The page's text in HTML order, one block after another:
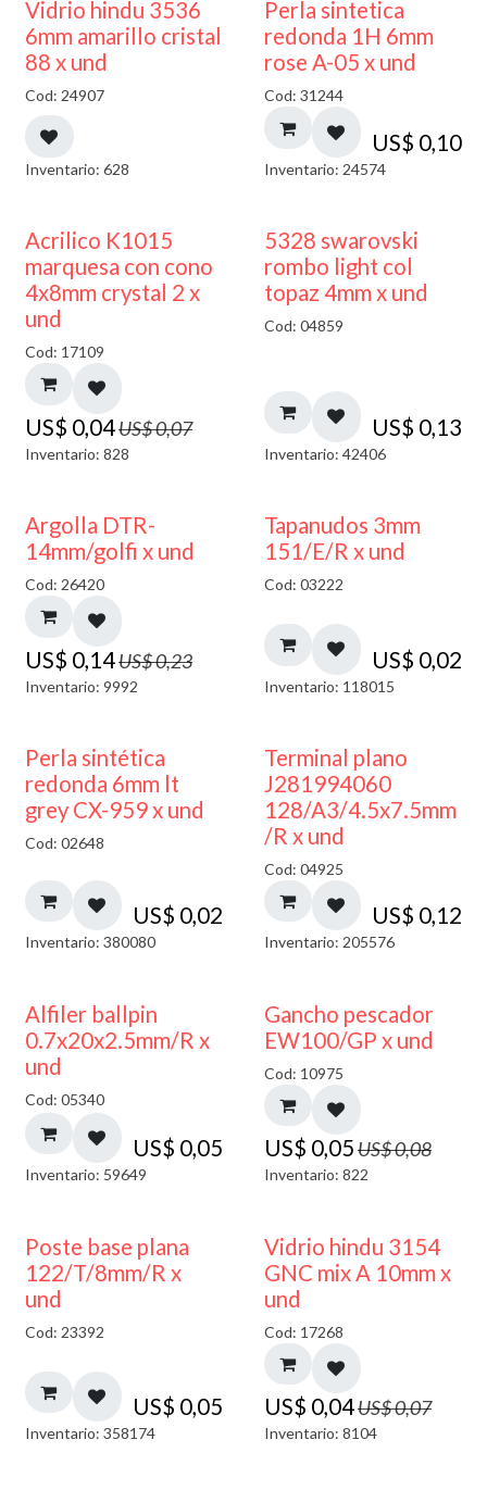
Vidrio hindu 3536
6mm amarillo cristal
88 x und
Cod: 24907
Inventario: 628
Perla sintetica
redonda 1H 6mm
rose A-05 x und
Cod: 31244
US$ 0,10
Inventario: 24574
50% DESCUENTO
Acrilico K1015
marquesa con cono
4x8mm crystal 2 x
und
Cod: 17109
US$ 0,04US$0,07
Inventario: 828
5328 swarovski
rombo light col
topaz 4mm x und
Cod: 04859
US$ 0,13
Inventario: 42406
40% DESCUENTO
Argolla DTR-
14mm/golfi x und
Cod: 26420
US$ 0,14US$0,23
Inventario: 9992
Tapanudos 3mm
151/E/R x und
Cod: 03222
US$ 0,02
Inventario: 118015
Perla sintética
redonda 6mm lt
grey CX-959 x und
Cod: 02648
US$ 0,02
Inventario: 380080
Terminal plano
J281994060
128/A3/4.5x7.5mm
/R x und
Cod: 04925
US$ 0,12
Inventario: 205576
Alfiler ballpin
0.7x20x2.5mm/R x
und
Cod: 05340
US$ 0,05
Inventario: 59649
40% DESCUENTO
Gancho pescador
EW100/GP x und
Cod: 10975
US$ 0,05US$0,08
Inventario: 822
Poste base plana
122/T/8mm/R x
und
Cod: 23392
US$ 0,05
Inventario: 358174
40% DESCUENTO
Vidrio hindu 3154
GNC mix A 10mm x
und
Cod: 17268
US$ 0,04US$0,07
Inventario: 8104